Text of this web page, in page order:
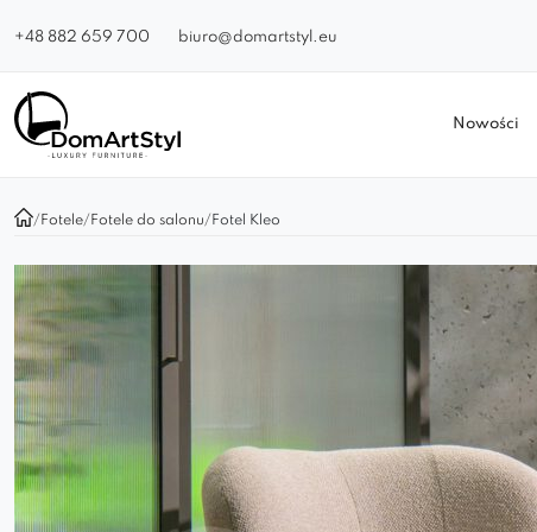
+48 882 659 700 biuro@domartstyl.eu
Nowości
/ Fotele/ Fotele do salonu/ Fotel Kleo